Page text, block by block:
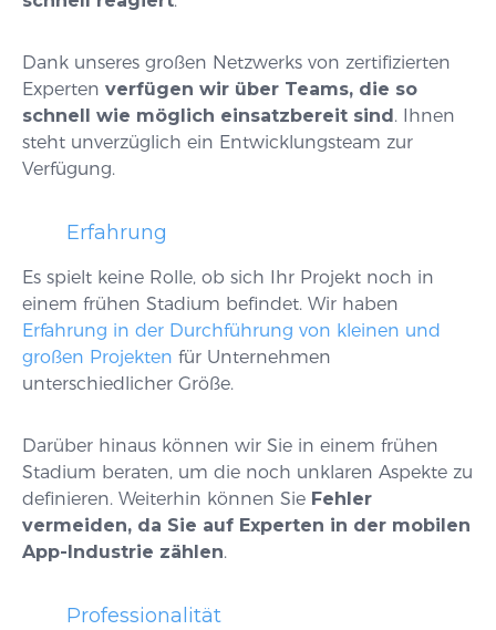
Dank unseres großen Netzwerks von zertifizierten
Experten verfügen wir über Teams, die so
schnell wie möglich einsatzbereit sind . Ihnen
steht unverzüglich ein Entwicklungsteam zur
Verfügung.
Erfahrung
Es spielt keine Rolle, ob sich Ihr Projekt noch in
einem frühen Stadium befindet. Wir haben
Erfahrung in der Durchführung von kleinen und
großen Projekten für Unternehmen
unterschiedlicher Größe.
Darüber hinaus können wir Sie in einem frühen
Stadium beraten, um die noch unklaren Aspekte zu
definieren. Weiterhin können Sie Fehler
vermeiden, da Sie auf Experten in der mobilen
App-Industrie zählen.
Professionalität